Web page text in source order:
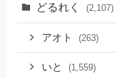
どるれく (2,107)
アオト (263)
いと (1,559)